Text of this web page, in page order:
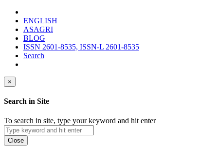
ENGLISH
ASAGRI
BLOG
ISSN 2601-8535, ISSN-L 2601-8535
Search
×
Search in Site
To search in site, type your keyword and hit enter
Close